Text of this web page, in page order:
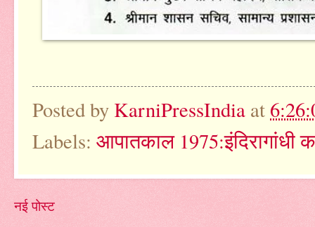
Posted by KarniPressIndia at
Labels: आपातकाल 1975:इंदिरागांधी
नई पोस्ट